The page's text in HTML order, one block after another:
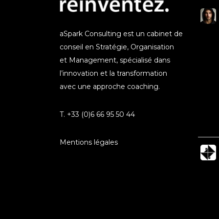
aSpark Consulting est un cabinet de
conseil en Stratégie, Organisation
et Management, spécialisé dans
l’innovation et la transformation
avec une approche coaching.
T. +33 (0)6 66 95 50 44
Mentions légales